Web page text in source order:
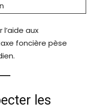
aux
foncière pèse
les